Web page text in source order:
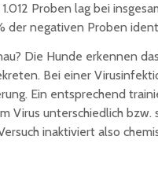
Proben lag bei
der negativen Proben
Die Hunde erkennen
Bei einer
Ein entsprechend
Virus unterschiedlich bzw.
inaktiviert also